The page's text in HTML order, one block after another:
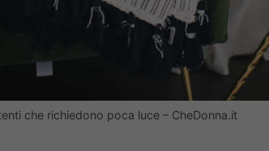
che richiedono poca luce – CheDonna.it